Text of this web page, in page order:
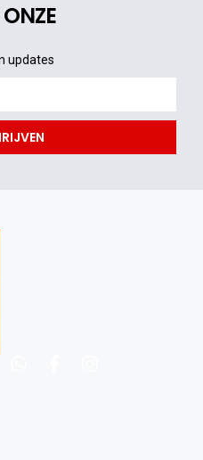
updates